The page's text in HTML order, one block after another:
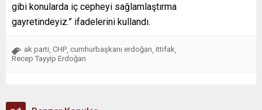
gibi konularda iç cepheyi sağlamlaştırma
gayretindeyiz.” ifadelerini kullandı.
ak parti CHP cumhurbaşkanı erdoğan ittifak
Recep Tayyip Erdoğan